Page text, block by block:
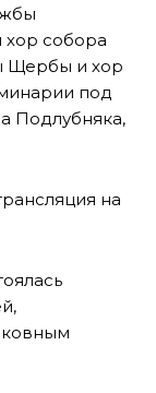
хор собора
Щербы и хор
под
Подлубняка,
на